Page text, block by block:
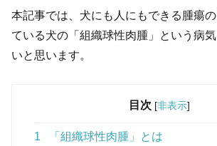
本記事では、犬にも人にもできる腫瘍
ている犬の「組織球性肉腫」という病
いと思います。
目次 [非表示]
1 「組織球性肉腫」とは